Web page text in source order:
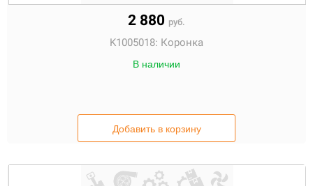
2 880 руб.
K1005018: Коронка
В наличии
Добавить в корзину